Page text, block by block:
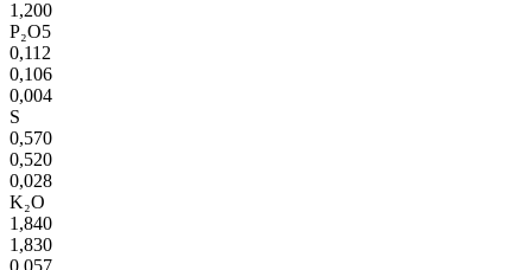
1,200
P₂O5
0,112
0,106
0,004
S
0,570
0,520
0,028
K₂O
1,840
1,830